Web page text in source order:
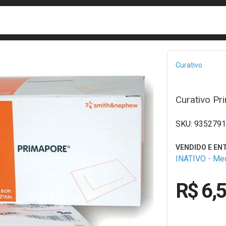
Curativo
Curativo
INATIVO -
R$